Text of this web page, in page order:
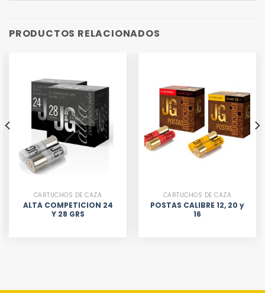
PRODUCTOS RELACIONADOS
CARTUCHOS DE CAZA
ALTA COMPETICION 24
Y 28 GRS
CARTUCHOS DE CAZA
POSTAS CALIBRE 12, 20 y
16